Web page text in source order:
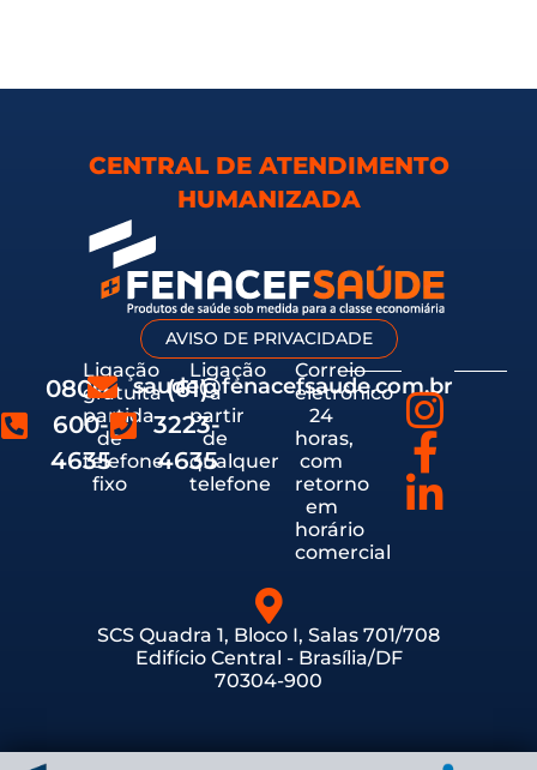
CENTRAL DE ATENDIMENTO
HUMANIZADA
AVISO DE PRIVACIDADE
0800-
600-
4635
Ligação
gratuita
partida
de
telefone
fixo
(61)
3223-
4635
Ligação
a
partir
de
qualquer
telefone
saude@fenacefsaude.com.br
Correio
eletrônico
24
horas,
com
retorno
em
horário
comercial
SCS Quadra 1, Bloco I, Salas 701/708
Edifício Central - Brasília/DF
70304-900